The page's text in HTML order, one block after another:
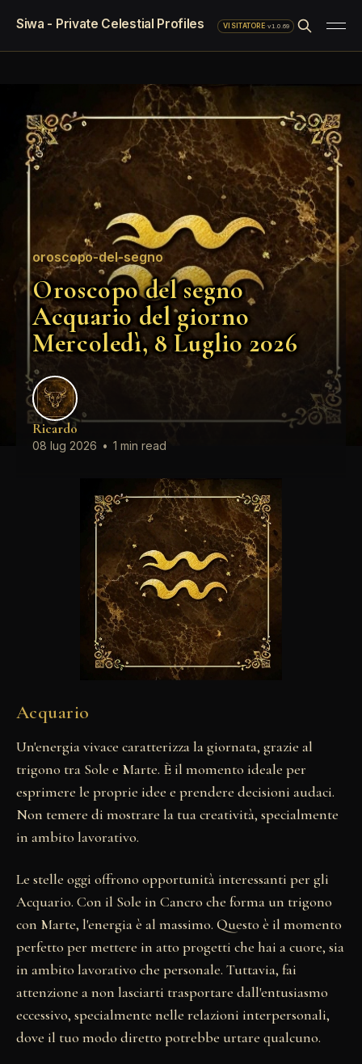
Siwa - Private Celestial Profiles VISITATORE·v1.0.69
oroscopo-del-segno
Oroscopo del segno
Acquario del giorno
Mercoledì, 8 Luglio 2026
Ricardo
08 lug 2026 • 1 min read
Acquario
Un'energia vivace caratterizza la giornata, grazie al
trigono tra Sole e Marte. È il momento ideale per
esprimere le proprie idee e prendere decisioni audaci.
Non temere di mostrare la tua creatività, specialmente
in ambito lavorativo.
Le stelle oggi offrono opportunità interessanti per gli
Acquario. Con il Sole in Cancro che forma un trigono
con Marte, l'energia è al massimo. Questo è il momento
perfetto per mettere in atto progetti che hai a cuore, sia
in ambito lavorativo che personale. Tuttavia, fai
attenzione a non lasciarti trasportare dall'entusiasmo
eccessivo, specialmente nelle relazioni interpersonali,
dove il tuo modo diretto potrebbe urtare qualcuno.